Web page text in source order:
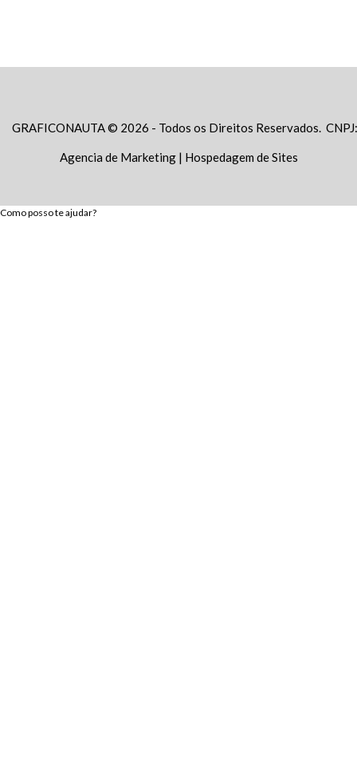
GRAFICONAUTA © 2026 - Todos os Direitos Reservados.
Agencia de Marketing| Hospedagem de Sites
Como posso te ajudar?